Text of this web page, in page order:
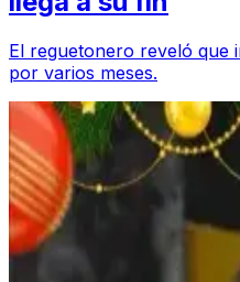
El reguetonero reveló que
por varios meses.